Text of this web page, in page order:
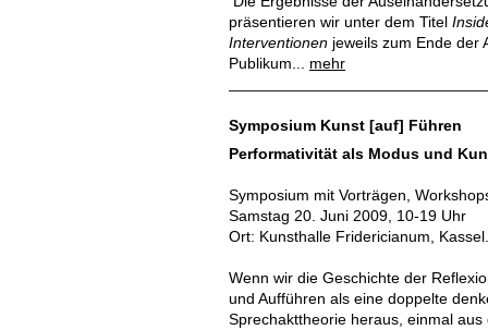
präsentieren wir unter dem Titel
Interventionen jeweils zum Ende der
Publikum... mehr
Symposium Kunst [auf] Führen
Performativität als Modus und
Symposium mit Vorträgen,
Samstag 20. Juni 2009, 10-19 Uhr
Ort: Kunsthalle Fridericianum, Kassel.
Wenn wir die Geschichte der
und Aufführen als eine doppelte
Sprechakttheorie heraus, einmal